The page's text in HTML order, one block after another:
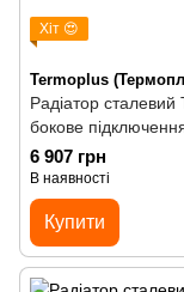
Хіт 😍
Termoplus
Радіатор
бокове
6 907 грн
В наявності
Купити